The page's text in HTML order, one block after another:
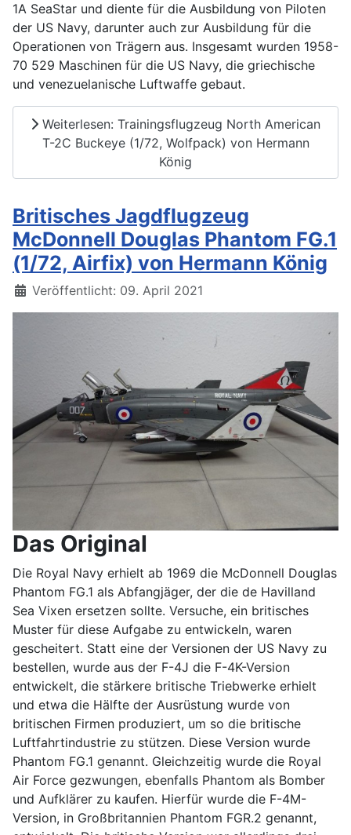
1A SeaStar und diente für die Ausbildung von Piloten
der US Navy, darunter auch zur Ausbildung für die
Operationen von Trägern aus. Insgesamt wurden 1958-
70 529 Maschinen für die US Navy, die griechische
und venezuelanische Luftwaffe gebaut.
Weiterlesen: Trainingsflugzeug North American
T-2C Buckeye (1/72, Wolfpack) von Hermann
König
Britisches Jagdflugzeug
McDonnell Douglas Phantom FG.1
(1/72, Airfix) von Hermann König
Details
Veröffentlicht: 09. April 2021
Das Original
Die Royal Navy erhielt ab 1969 die McDonnell Douglas
Phantom FG.1 als Abfangjäger, der die de Havilland
Sea Vixen ersetzen sollte. Versuche, ein britisches
Muster für diese Aufgabe zu entwickeln, waren
gescheitert. Statt eine der Versionen der US Navy zu
bestellen, wurde aus der F-4J die F-4K-Version
entwickelt, die stärkere britische Triebwerke erhielt
und etwa die Hälfte der Ausrüstung wurde von
britischen Firmen produziert, um so die britische
Luftfahrtindustrie zu stützen. Diese Version wurde
Phantom FG.1 genannt. Gleichzeitig wurde die Royal
Air Force gezwungen, ebenfalls Phantom als Bomber
und Aufklärer zu kaufen. Hierfür wurde die F-4M-
Version, in Großbritannien Phantom FGR.2 genannt,